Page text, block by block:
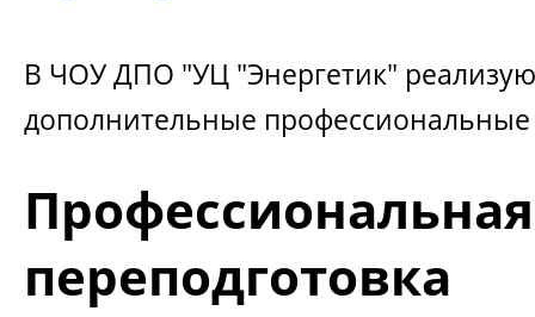
В ЧОУ ДПО "УЦ "Энергетик"
дополнительные
Профессиональная
переподготовка